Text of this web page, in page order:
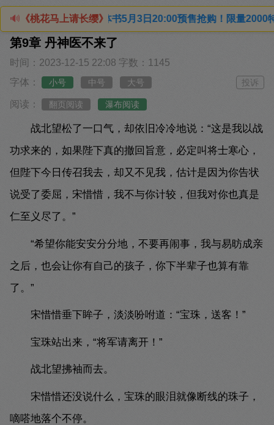
🔊 《桃花马上请长缨》
实体书5月3日20:00预售抢购！限量2000特签+印特
第9章 丹神医不来了
时间：2023-12-15 22:08 字数：1145
字体：
小号 中号 大号 投诉
阅读： 翻页阅读 瀑布阅读
战北望松了一口气，却依旧冷冷地说：“这是我以战
功求来的，如果陛下真的撤回旨意，必定叫将士寒心，
但陛下今日传召我去，却又不见我，估计是因为你告状
说受了委屈，宋惜惜，我不与你计较，但我对你也真是
仁至义尽了。”
“希望你能安安分分地，不要再闹事，我与易昉成亲
之后，也会让你有自己的孩子，你下半辈子也算有靠
了。”
宋惜惜垂下眸子，淡淡吩咐道：“宝珠，送客！”
宝珠站出来，“将军请离开！”
战北望拂袖而去。
宋惜惜还没说什么，宝珠的眼泪就像断线的珠子，
嘀嗒地落个不停。